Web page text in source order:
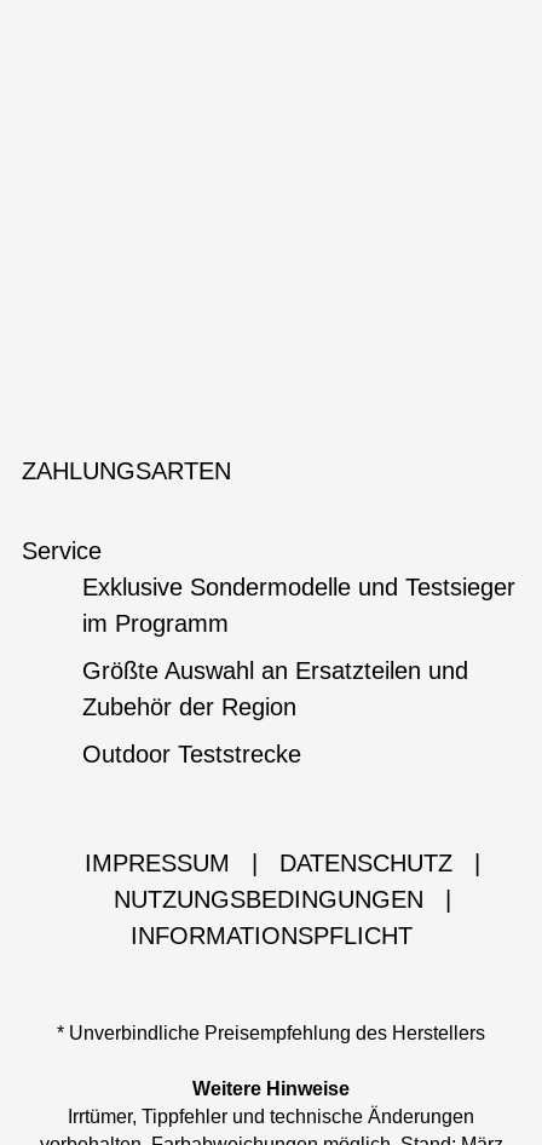
ZAHLUNGSARTEN
Service
Exklusive Sondermodelle und Testsieger
im Programm
Größte Auswahl an Ersatzteilen und
Zubehör der Region
Outdoor Teststrecke
IMPRESSUM DATENSCHUTZ
NUTZUNGSBEDINGUNGEN
INFORMATIONSPFLICHT
* Unverbindliche Preisempfehlung des Herstellers
Weitere Hinweise
Irrtümer, Tippfehler und technische Änderungen